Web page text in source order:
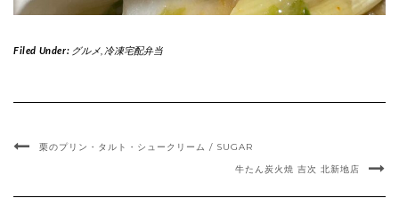
Filed Under: グルメ, 冷凍宅配弁当
栗のプリン・タルト・シュークリーム / SUGAR
牛たん炭火焼 吉次 北新地店